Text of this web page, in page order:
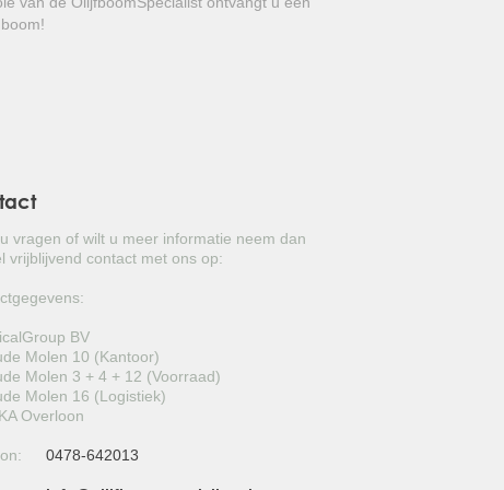
GROVE DEN
JUDASBOOM
SCHIJNHULST
PORTUGESE LAURIER
vragen of wilt u meer informatie neem dan
vrijblijvend contact met ons op:
BV
Molen 10 (Kantoor)
Molen 3 + 4 + 12 (Voorraad)
Molen 16 (Logistiek)
Overloon
0478-642013